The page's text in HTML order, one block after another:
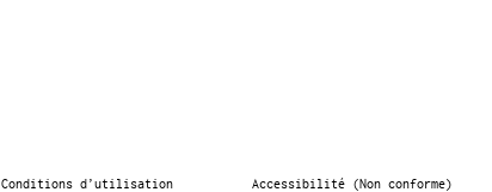
Conditions d’utilisation Accessibilité (Non conforme)